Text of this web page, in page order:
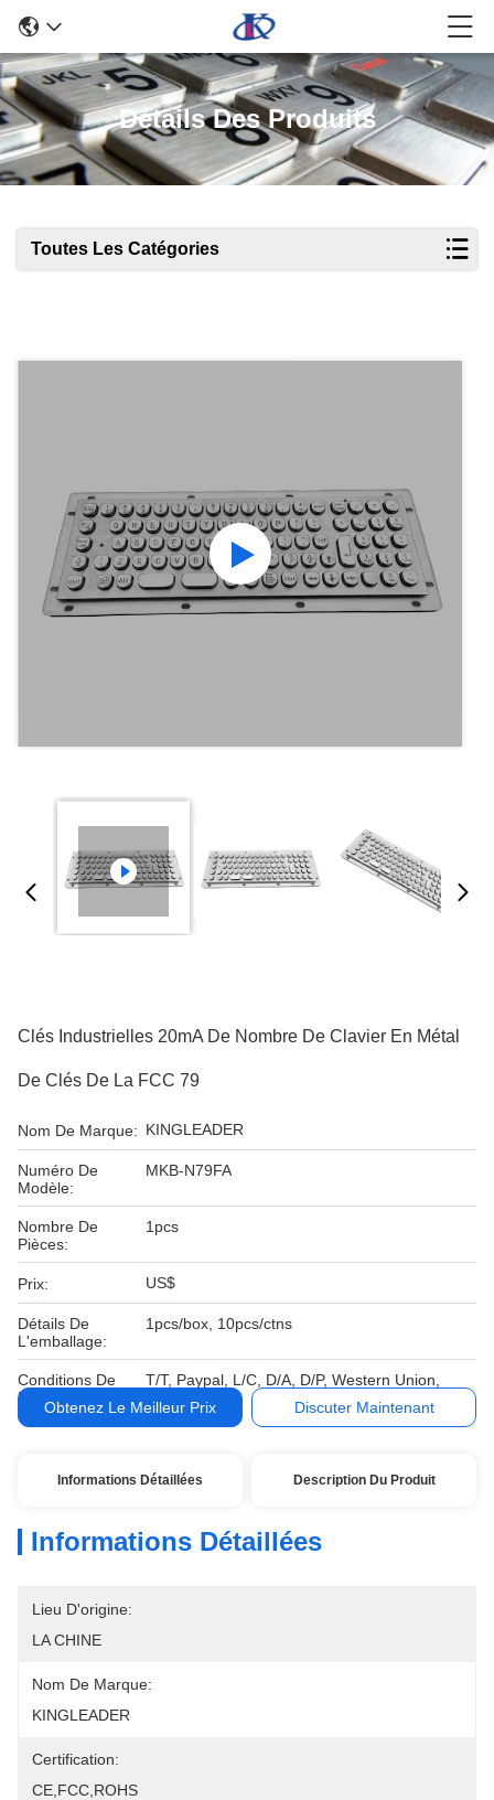
Détails Des Produits
Toutes Les Catégories
Clés Industrielles 20mA De Nombre De Clavier En Métal
De Clés De La FCC 79
Nom De Marque: KINGLEADER
Numéro De
Modèle:
MKB-N79FA
Nombre De
Pièces:
1pcs
Prix: US$
Détails De
L'emballage:
1pcs/box, 10pcs/ctns
Conditions De
Paiement:
T/T, Paypal, L/C, D/A, D/P, Western Union,
Obtenez Le Meilleur Prix
Discuter Maintenant
Informations Détaillées Description Du Produit
Informations Détaillées
Lieu D'origine:
LA CHINE
Nom De Marque:
KINGLEADER
Certification:
CE,FCC,ROHS